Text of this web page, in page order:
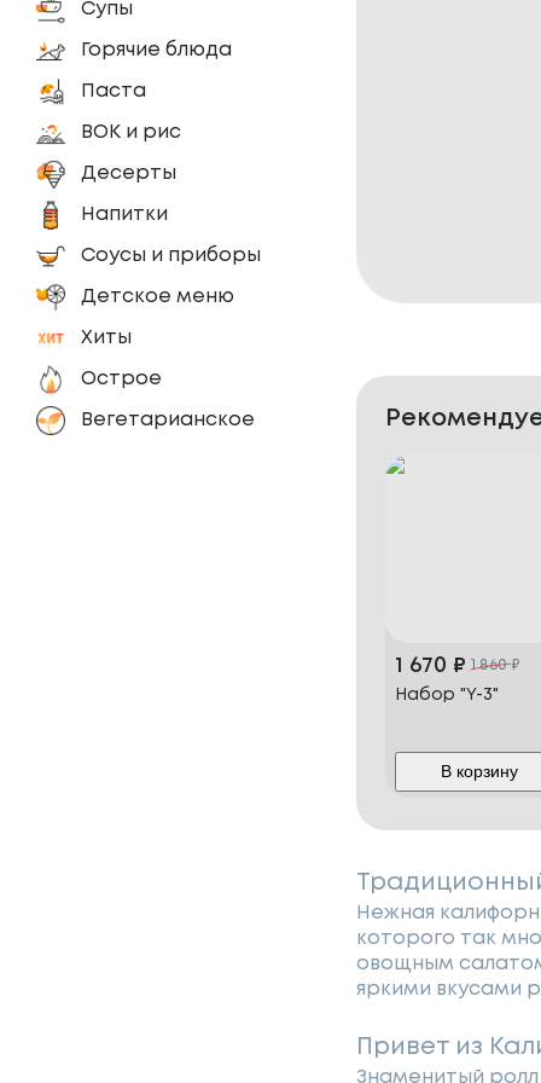
Супы
Горячие блюда
Паста
ВОК и рис
Десерты
Напитки
Соусы и приборы
Детское меню
Хиты
Острое
Вегетарианское
1 670 ₽ 1 860₽
Набор "Y-3"
В корзину
Нежная
которого так
овощным
яркими вкусами
Привет из
Знаменитый